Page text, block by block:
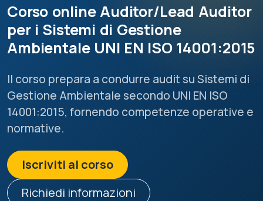
Corso online Auditor/Lead Auditor
per i Sistemi di Gestione
Ambientale UNI EN ISO 14001:2015
Il corso prepara a condurre audit su Sistemi di
Gestione Ambientale secondo UNI EN ISO
14001:2015, fornendo competenze operative e
normative.
Iscriviti al corso
Richiedi informazioni